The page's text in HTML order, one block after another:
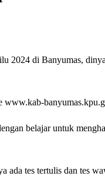
2024 di Banyumas,
belajar untuk
tes tertulis dan tes